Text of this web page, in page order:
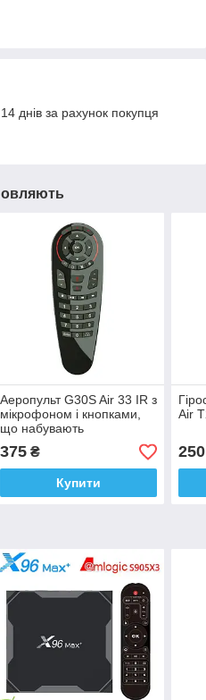
днів за рахунок покупця
Аеропульт G30S Air 33 IR з
мікрофоном і кнопками,
що набувають
375₴
Купити
Air